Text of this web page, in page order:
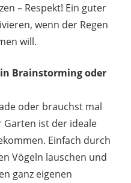
– Respekt! Ein guter
wenn der Regen
will.
Brainstorming oder
oder brauchst mal
Garten ist der ideale
Einfach durch
Vögeln lauschen und
ganz eigenen